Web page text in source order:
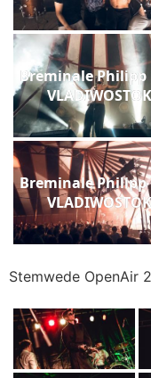
Breminale Philipp
Breminale Philipp
Stemwede OpenAir